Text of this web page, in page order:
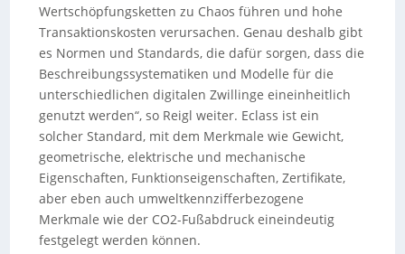
Wertschöpfungsketten zu Chaos führen und hohe
Transaktionskosten verursachen. Genau deshalb gibt
es Normen und Standards, die dafür sorgen, dass die
Beschreibungssystematiken und Modelle für die
unterschiedlichen digitalen Zwillinge eineinheitlich
genutzt werden“, so Reigl weiter. Eclass ist ein
solcher Standard, mit dem Merkmale wie Gewicht,
geometrische, elektrische und mechanische
Eigenschaften, Funktionseigenschaften, Zertifikate,
aber eben auch umweltkennzifferbezogene
Merkmale wie der CO2-Fußabdruck eineindeutig
festgelegt werden können.